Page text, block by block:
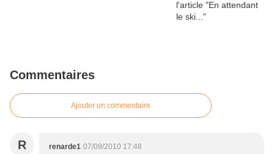
Commentaires
Ajouter un commentaire
R renarde1 07/09/2010 17:48